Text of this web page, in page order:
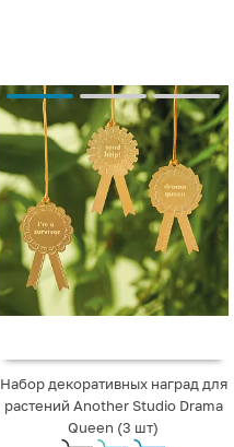
Набор декоративных наград для
растений Another Studio Drama
Queen (3 шт)